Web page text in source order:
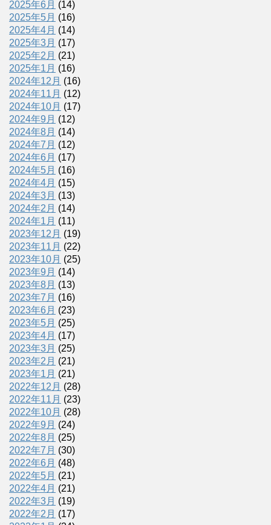
2025年6月 (14)
2025年5月 (16)
2025年4月 (14)
2025年3月 (17)
2025年2月 (21)
2025年1月 (16)
2024年12月 (16)
2024年11月 (12)
2024年10月 (17)
2024年9月 (12)
2024年8月 (14)
2024年7月 (12)
2024年6月 (17)
2024年5月 (16)
2024年4月 (15)
2024年3月 (13)
2024年2月 (14)
2024年1月 (11)
2023年12月 (19)
2023年11月 (22)
2023年10月 (25)
2023年9月 (14)
2023年8月 (13)
2023年7月 (16)
2023年6月 (23)
2023年5月 (25)
2023年4月 (17)
2023年3月 (25)
2023年2月 (21)
2023年1月 (21)
2022年12月 (28)
2022年11月 (23)
2022年10月 (28)
2022年9月 (24)
2022年8月 (25)
2022年7月 (30)
2022年6月 (48)
2022年5月 (21)
2022年4月 (21)
2022年3月 (19)
2022年2月 (17)